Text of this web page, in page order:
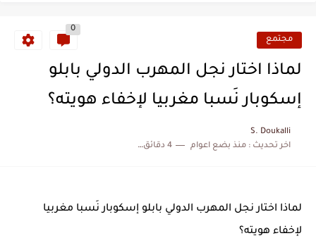
نزهة بدوان.. أسطورة مغربية خلدت اسمها في تاريخ ألعاب القوى
الحرب الهولندية المغربية (1775-1777)
مجتمع
0
لماذا اختار نجل المهرب الدولي بابلو
إسكوبار نَسبا مغربيا لإخفاء هويته؟
S. Doukalli
اخر تحديث :منذ بضع اعوام 4 دقائق للقراءة
لماذا اختار نجل المهرب الدولي بابلو إسكوبار نَسبا مغربيا
لإخفاء هويته؟